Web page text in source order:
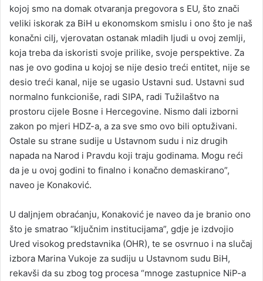
kojoj smo na domak otvaranja pregovora s EU, što znači
veliki iskorak za BiH u ekonomskom smislu i ono što je naš
konačni cilj, vjerovatan ostanak mladih ljudi u ovoj zemlji,
koja treba da iskoristi svoje prilike, svoje perspektive. Za
nas je ovo godina u kojoj se nije desio treći entitet, nije se
desio treći kanal, nije se ugasio Ustavni sud. Ustavni sud
normalno funkcioniše, radi SIPA, radi Tužilaštvo na
prostoru cijele Bosne i Hercegovine. Nismo dali izborni
zakon po mjeri HDZ-a, a za sve smo ovo bili optuživani.
Ostale su strane sudije u Ustavnom sudu i niz drugih
napada na Narod i Pravdu koji traju godinama. Mogu reći
da je u ovoj godini to finalno i konačno demaskirano”,
naveo je Konaković.
U daljnjem obraćanju, Konaković je naveo da je branio ono
što je smatrao “ključnim institucijama”, gdje je izdvojio
Ured visokog predstavnika (OHR), te se osvrnuo i na slučaj
izbora Marina Vukoje za sudiju u Ustavnom sudu BiH,
rekavši da su zbog tog procesa “mnoge zastupnice NiP-a